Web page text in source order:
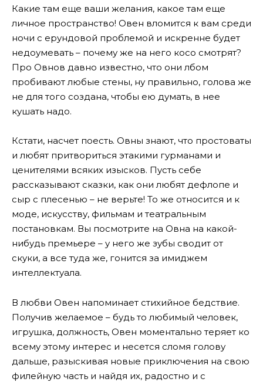
Какие там еще ваши желания, какое там еще
личное пространство! Овен вломится к вам среди
ночи с ерундовой проблемой и искренне будет
недоумевать – почему же на него косо смотрят?
Про Овнов давно известно, что они лбом
пробивают любые стены, ну правильно, голова же
не для того создана, чтобы ею думать, в нее
кушать надо.
Кстати, насчет поесть. Овны знают, что простоваты
и любят притвориться этакими гурманами и
ценителями всяких изысков. Пусть себе
рассказывают сказки, как они любят дефлопе и
сыр с плесенью – не верьте! То же относится и к
моде, искусству, фильмам и театральным
постановкам. Вы посмотрите на Овна на какой-
нибудь премьере – у него же зубы сводит от
скуки, а все туда же, гонится за имиджем
интеллектуала.
В любви Овен напоминает стихийное бедствие.
Получив желаемое – будь то любимый человек,
игрушка, должность, Овен моментально теряет ко
всему этому интерес и несется сломя голову
дальше, разыскивая новые приключения на свою
филейную часть и найдя их, радостно и с